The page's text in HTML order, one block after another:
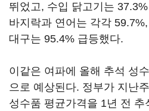
뛰었고, 수입 닭고기는
바지락과 연어는 각각
대구는 95.4% 급등했다.
이같은 여파에 올해 추석 성
으로 예상된다. 정부가 지난
성수품 평균가격을 1년 전 추